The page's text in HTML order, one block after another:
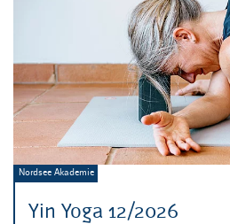
Yin Yoga 12/2026
Veranstalter:
Nordsee Akademie